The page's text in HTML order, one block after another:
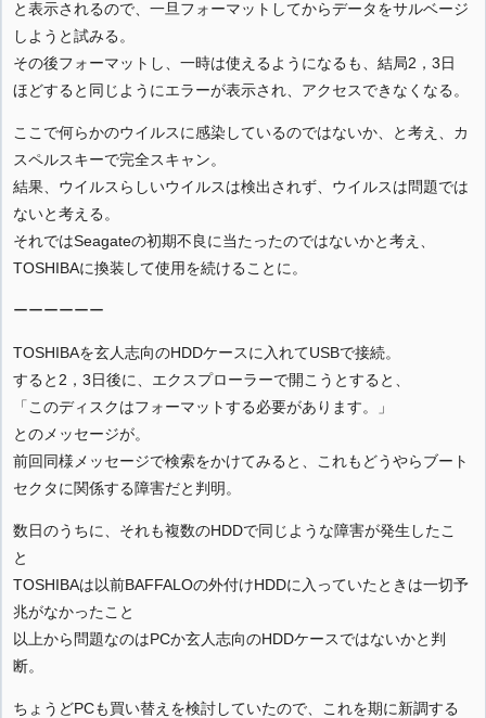
と表示されるので、一旦フォーマットしてからデータをサルベージ
しようと試みる。
その後フォーマットし、一時は使えるようになるも、結局2，3日
ほどすると同じようにエラーが表示され、アクセスできなくなる。
ここで何らかのウイルスに感染しているのではないか、と考え、カ
スペルスキーで完全スキャン。
結果、ウイルスらしいウイルスは検出されず、ウイルスは問題では
ないと考える。
それではSeagateの初期不良に当たったのではないかと考え、
TOSHIBAに換装して使用を続けることに。
ーーーーーー
TOSHIBAを玄人志向のHDDケースに入れてUSBで接続。
すると2，3日後に、エクスプローラーで開こうとすると、
「このディスクはフォーマットする必要があります。」
とのメッセージが。
前回同様メッセージで検索をかけてみると、これもどうやらブート
セクタに関係する障害だと判明。
数日のうちに、それも複数のHDDで同じような障害が発生したこ
と
TOSHIBAは以前BAFFALOの外付けHDDに入っていたときは一切予
兆がなかったこと
以上から問題なのはPCか玄人志向のHDDケースではないかと判
断。
ちょうどPCも買い替えを検討していたので、これを期に新調する